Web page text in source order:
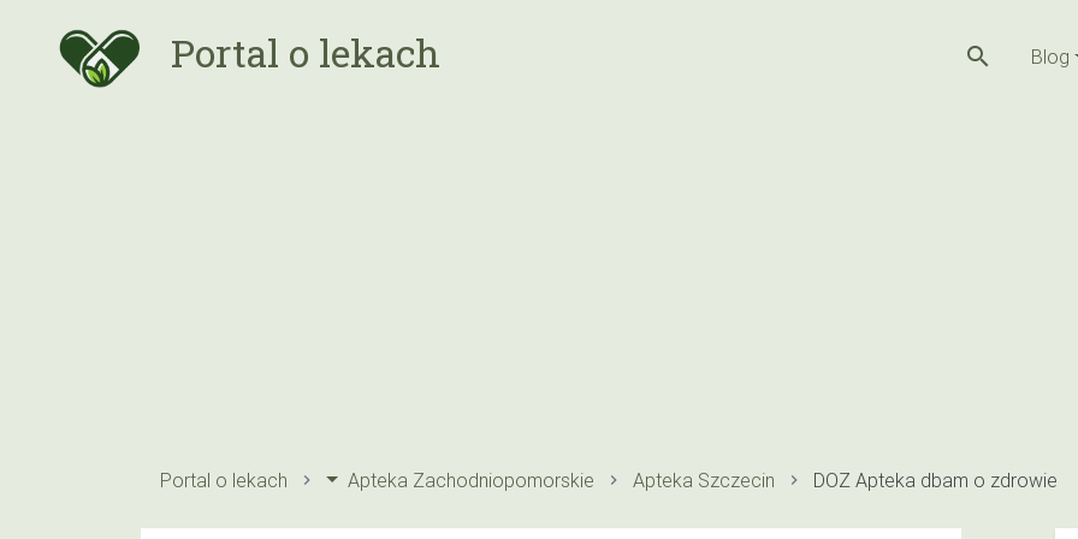
Portal o lekach search Blog
Portal o lekach Apteka Zachodniopomorskie Apteka Szczecin DOZ Apteka dbam o zdrowie